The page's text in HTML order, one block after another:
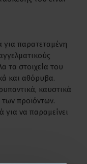
παρατεταμένη
τα στοιχεία του
και αθόρυβα.
καυστικά
προϊόντων.
για να παραμείνει